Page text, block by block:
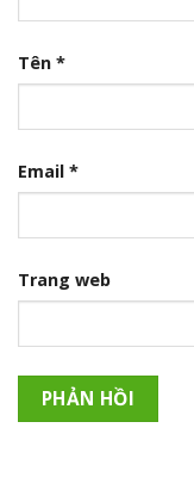
Tên *
Email *
Trang web